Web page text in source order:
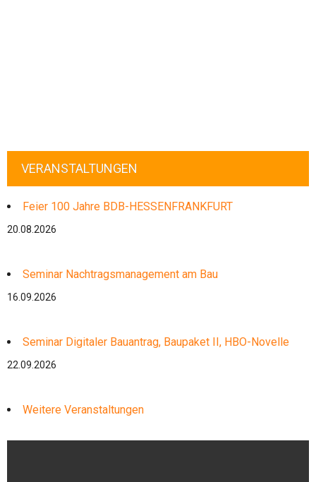
VERANSTALTUNGEN
Feier 100 Jahre BDB-HESSENFRANKFURT
20.08.2026
Seminar Nachtragsmanagement am Bau
16.09.2026
Seminar Digitaler Bauantrag, Baupaket II, HBO-Novelle
22.09.2026
Weitere Veranstaltungen